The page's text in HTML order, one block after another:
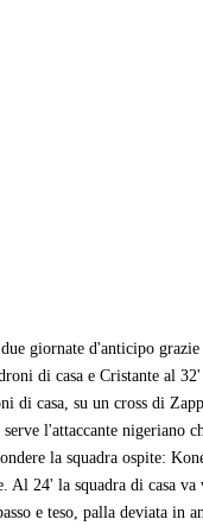
giornate d'anticipo
di casa e Cristante al
casa, su un cross di
l'attaccante nigeriano
la squadra ospite:
24' la squadra di casa
e teso, palla deviata in